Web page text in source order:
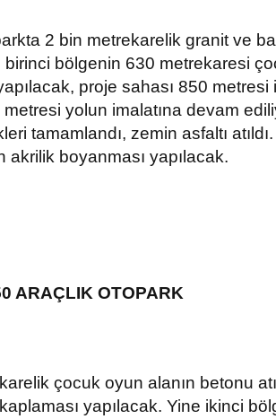
2 bin metrekarelik granit ve
bölgenin 630 metrekaresi
proje sahası 850 metresi
yolun imalatına devam
tamamlandı, zemin asfaltı
akrilik boyanması yapılacak.
ARAÇLIK OTOPARK
çocuk oyun alanın betonu
yapılacak. Yine ikinci